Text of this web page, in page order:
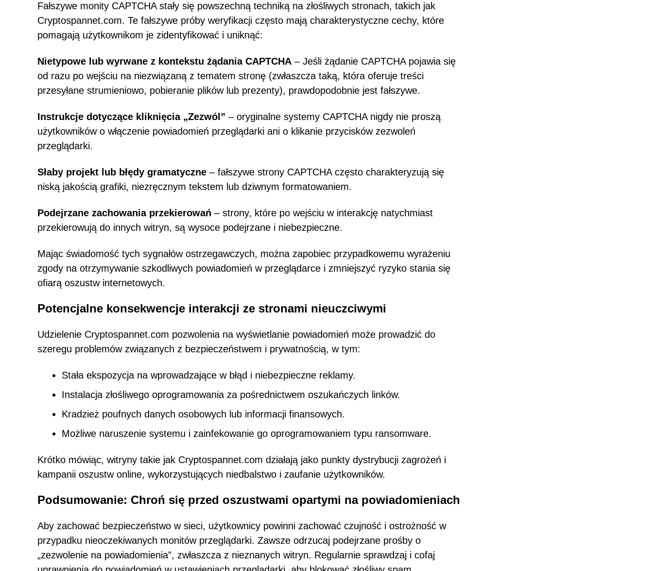
Fałszywe monity CAPTCHA stały się powszechną techniką na złośliwych stronach, takich jak
Cryptospannet.com. Te fałszywe próby weryfikacji często mają charakterystyczne cechy, które
pomagają użytkownikom je zidentyfikować i uniknąć:
Nietypowe lub wyrwane z kontekstu żądania CAPTCHA – Jeśli żądanie CAPTCHA pojawia się
od razu po wejściu na niezwiązaną z tematem stronę (zwłaszcza taką, która oferuje treści
przesyłane strumieniowo, pobieranie plików lub prezenty), prawdopodobnie jest fałszywe.
Instrukcje dotyczące kliknięcia „Zezwól” – oryginalne systemy CAPTCHA nigdy nie proszą
użytkowników o włączenie powiadomień przeglądarki ani o klikanie przycisków zezwoleń
przeglądarki.
Słaby projekt lub błędy gramatyczne – fałszywe strony CAPTCHA często charakteryzują się
niską jakością grafiki, niezręcznym tekstem lub dziwnym formatowaniem.
Podejrzane zachowania przekierowań – strony, które po wejściu w interakcję natychmiast
przekierowują do innych witryn, są wysoce podejrzane i niebezpieczne.
Mając świadomość tych sygnałów ostrzegawczych, można zapobiec przypadkowemu wyrażeniu
zgody na otrzymywanie szkodliwych powiadomień w przeglądarce i zmniejszyć ryzyko stania się
ofiarą oszustw internetowych.
Potencjalne konsekwencje interakcji ze stronami nieuczciwymi
Udzielenie Cryptospannet.com pozwolenia na wyświetlanie powiadomień może prowadzić do
szeregu problemów związanych z bezpieczeństwem i prywatnością, w tym:
Stała ekspozycja na wprowadzające w błąd i niebezpieczne reklamy.
Instalacja złośliwego oprogramowania za pośrednictwem oszukańczych linków.
Kradzież poufnych danych osobowych lub informacji finansowych.
Możliwe naruszenie systemu i zainfekowanie go oprogramowaniem typu ransomware.
Krótko mówiąc, witryny takie jak Cryptospannet.com działają jako punkty dystrybucji zagrożeń i
kampanii oszustw online, wykorzystujących niedbalstwo i zaufanie użytkowników.
Podsumowanie: Chroń się przed oszustwami opartymi na powiadomieniach
Aby zachować bezpieczeństwo w sieci, użytkownicy powinni zachować czujność i ostrożność w
przypadku nieoczekiwanych monitów przeglądarki. Zawsze odrzucaj podejrzane prośby o
„zezwolenie na powiadomienia”, zwłaszcza z nieznanych witryn. Regularnie sprawdzaj i cofaj